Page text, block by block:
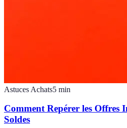
Astuces Achats5 min
Comment Repérer les Offres
Soldes